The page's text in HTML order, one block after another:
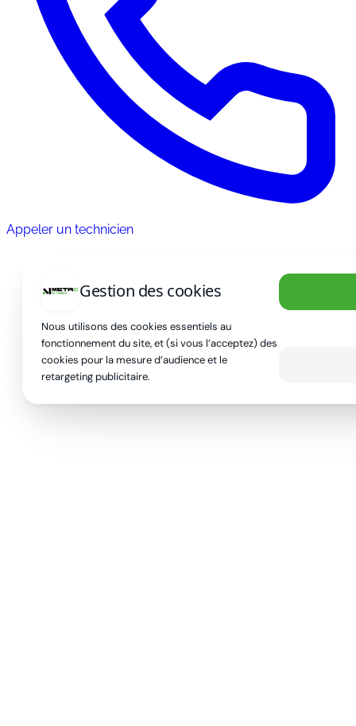
Appeler un technicien
Gestion des cookies
Nous utilisons des cookies essentiels au
fonctionnement du site, et (si vous l’acceptez) des
cookies pour la mesure d’audience et le
retargeting publicitaire.